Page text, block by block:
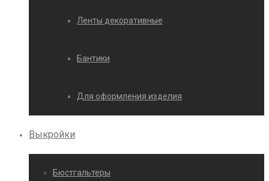
Ленты декоративные
Бантики
Для оформления изделия
Выкройки
Бюстгальтеры